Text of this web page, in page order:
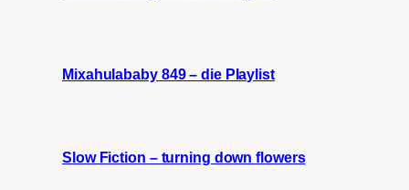
Mixahulababy 849 – die Playlist
Slow Fiction – turning down flowers